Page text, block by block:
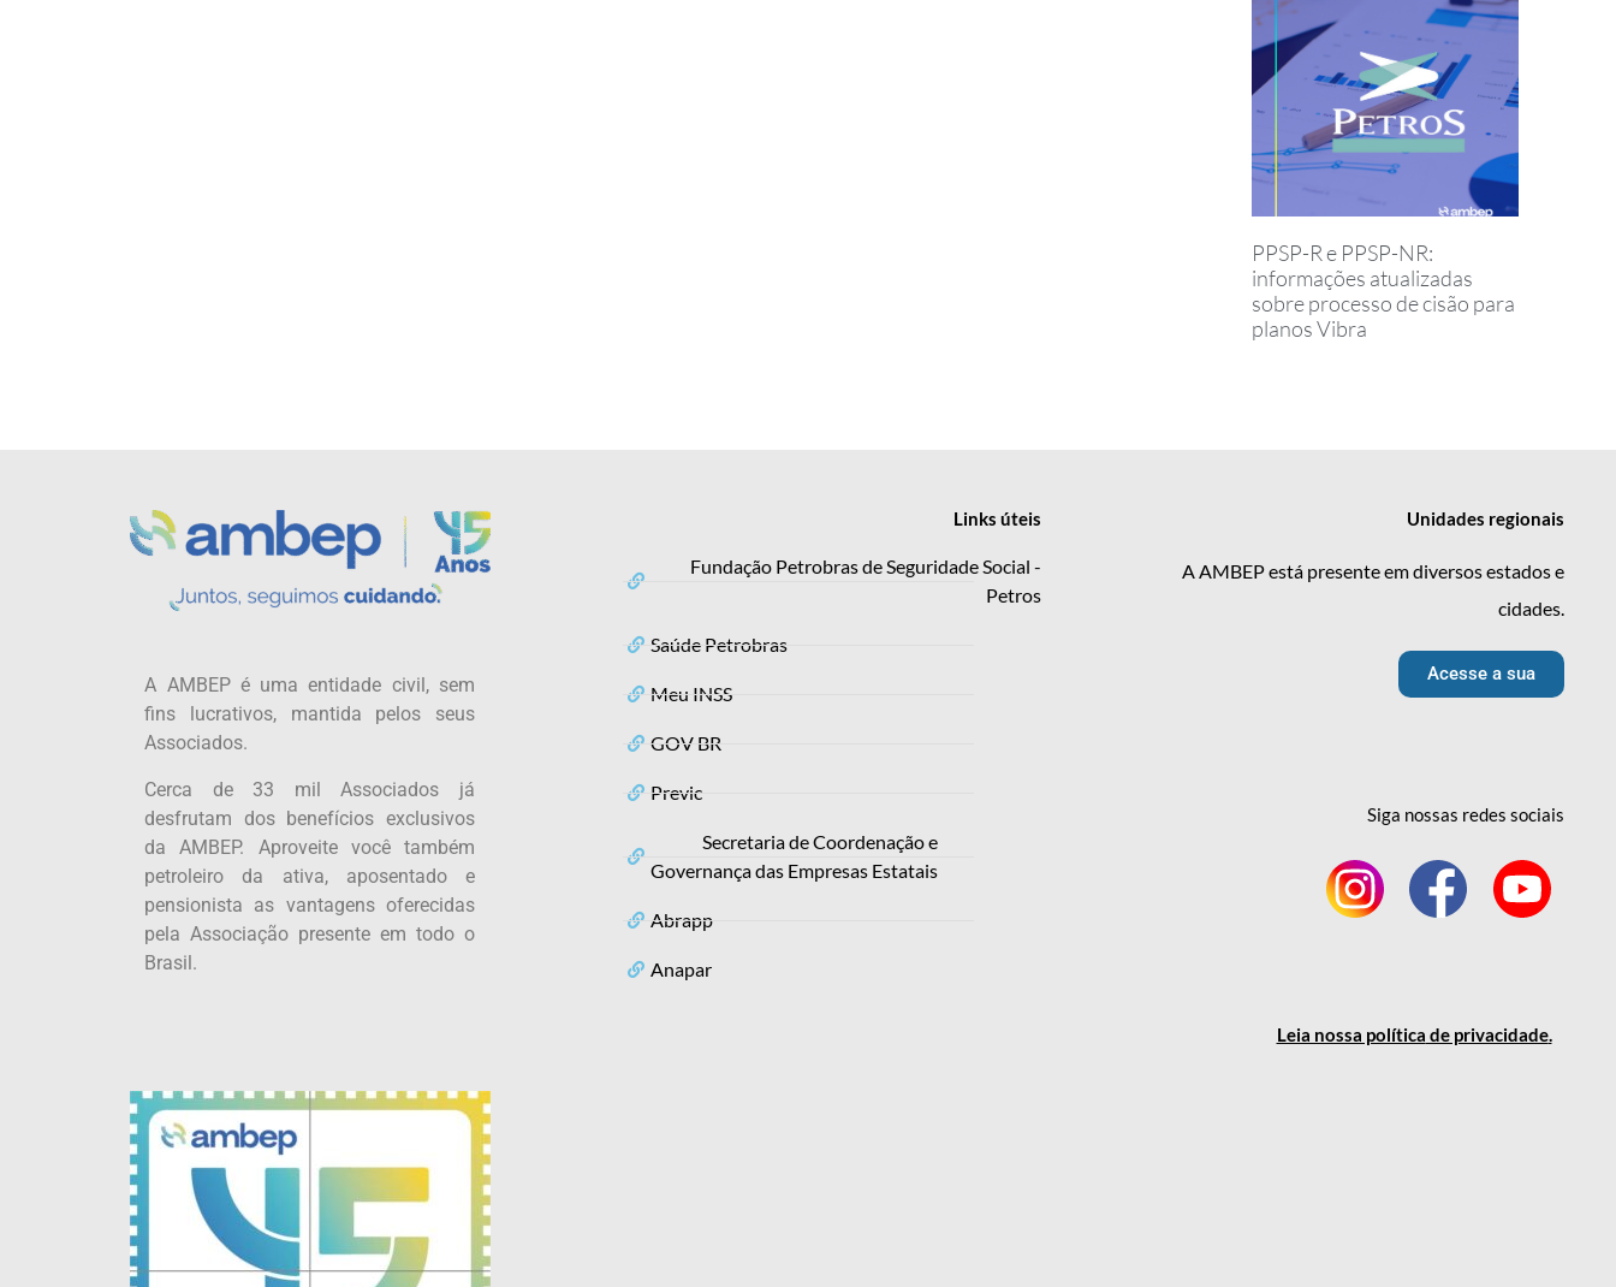
PPSP-R e PPSP-NR:
informações atualizadas
sobre processo de cisão para
planos Vibra
A AMBEP é uma entidade civil, sem
fins lucrativos, mantida pelos seus
Associados.
Cerca de 33 mil Associados já
desfrutam dos benefícios exclusivos
da AMBEP. Aproveite você também
petroleiro da ativa, aposentado e
pensionista as vantagens oferecidas
pela Associação presente em todo o
Brasil.
Links úteis
Fundação Petrobras de Seguridade Social -
Petros
Saúde Petrobras
Meu INSS
GOV BR
Previc
Secretaria de Coordenação e
Governança das Empresas Estatais
Abrapp
Anapar
Unidades regionais
A AMBEP está presente em diversos estados e
cidades.
Acesse a sua
Siga nossas redes sociais
Leia nossa política de privacidade.